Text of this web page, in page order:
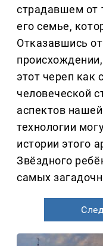
страдавшем от
его семье,
Отказавшись
этот череп как
человеческой
аспектов
технологии
истории этого
Звёздного
самых